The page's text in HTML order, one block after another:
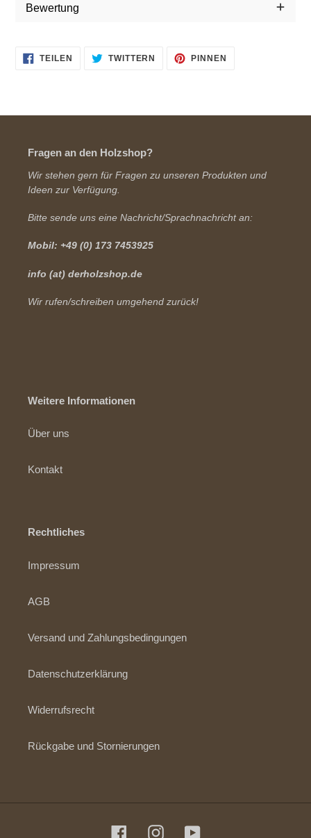
Bewertung
TEILEN
FACEBOOK
TWITTERN
AUF
TWITTER
PINNEN
Fragen an den Holzshop?
Wir stehen gern für Fragen zu unseren Produkten und
Ideen zur Verfügung.
Bitte sende uns eine Nachricht/Sprachnachricht an:
Mobil: +49 (0) 173 7453925
info (at) derholzshop.de
Wir rufen/schreiben umgehend zurück!
Weitere Informationen
Über uns
Kontakt
Rechtliches
Impressum
AGB
Versand und Zahlungsbedingungen
Datenschutzerklärung
Widerrufsrecht
Rückgabe und Stornierungen
FacebookInstagramYouTube